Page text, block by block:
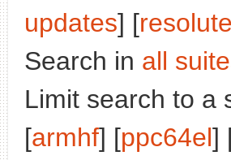
updates] [
Search in all
Limit search to a
[armhf] [ppc64el]